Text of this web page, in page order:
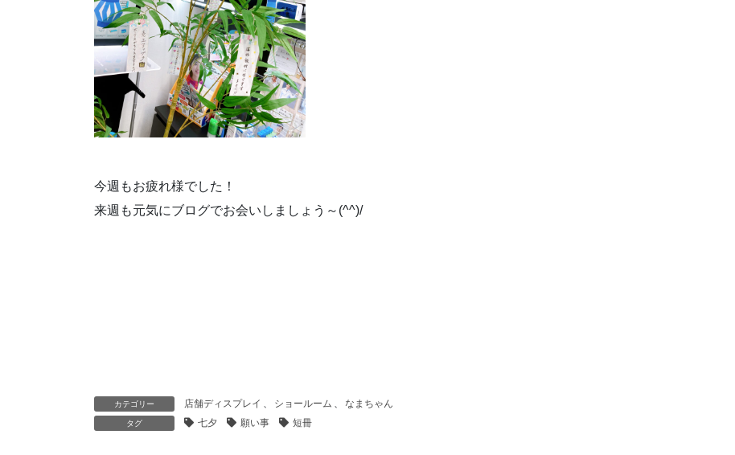
今週もお疲れ様でした！
来週も元気にブログでお会いしましょう～(^^)/
カテゴリー 店舗ディスプレイ 、 ショールーム 、 なまちゃん
タグ 七夕 願い事 短冊